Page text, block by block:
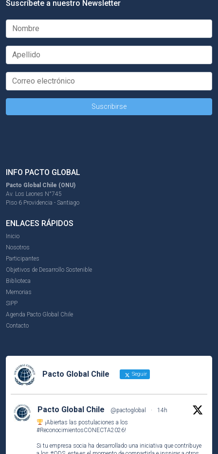
Suscríbete a nuestro Newsletter
INFO PACTO GLOBAL
Pacto Global Chile (ONU)
Av. Los Leones N°745
Piso 6 Providencia - Santiago
ENLACES RÁPIDOS
Inicio
Nosotros
Participantes
Objetivos de Desarrollo Sostenible
Biblioteca
Memorias
SIPP
Agenda Pacto Global Chile
Contacto
Pacto Global Chile Seguir
Pacto Global Chile @pactoglobal ·
14h
¡Abiertas las postulaciones a los
#ReconocimientosCONECTA2026!
Si tu empresa socia ha desarrollado una iniciativa que contribuye